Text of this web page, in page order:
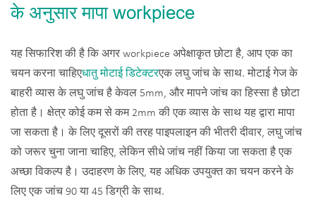
के अनुसार मापा workpiece
यह सिफारिश की है कि अगर workpiece अपेक्षाकृत छोटा है, आप एक का
चयन करना चाहिएधातु मोटाई डिटेक्टरएक लघु जांच के साथ. मोटाई गेज के
बाहरी व्यास के लघु जांच है केवल 5mm, और मापने जांच का हिस्सा है छोटा
होता है। क्षेत्र कोई कम से कम 2mm की एक व्यास के साथ यह द्वारा मापा
जा सकता है। के लिए दूसरों की तरह पाइपलाइन की भीतरी दीवार, लघु जांच
को जरूर चुना जाना चाहिए, लेकिन सीधे जांच नहीं किया जा सकता है एक
अच्छा विकल्प है। उदाहरण के लिए, यह अधिक उपयुक्त का चयन करने के
लिए एक जांच 90 या 45 डिग्री के साथ.